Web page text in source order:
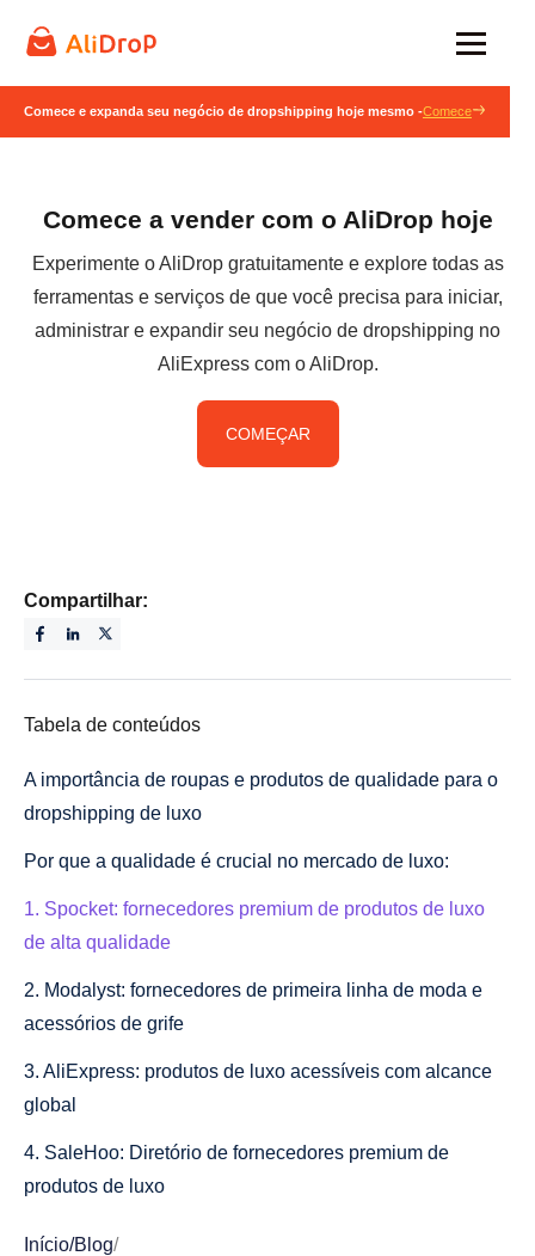
Comece e expanda seu negócio de dropshipping hoje mesmo -Comece
Comece a vender com o AliDrop hoje
Experimente o AliDrop gratuitamente e explore todas as
ferramentas e serviços de que você precisa para iniciar,
administrar e expandir seu negócio de dropshipping no
AliExpress com o AliDrop.
COMEÇAR
Compartilhar:
Tabela de conteúdos
A importância de roupas e produtos de qualidade para o
dropshipping de luxo
Por que a qualidade é crucial no mercado de luxo:
1. Spocket: fornecedores premium de produtos de luxo
de alta qualidade
2. Modalyst: fornecedores de primeira linha de moda e
acessórios de grife
3. AliExpress: produtos de luxo acessíveis com alcance
global
4. SaleHoo: Diretório de fornecedores premium de
produtos de luxo
5. BigBuy: fornecedor europeu de dropshipping de luxo
Início/Blog/